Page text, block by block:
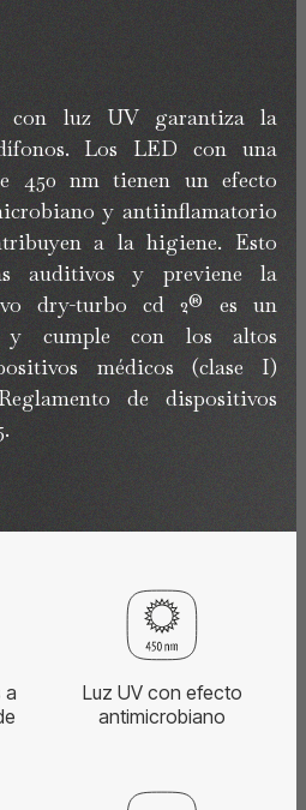
con luz UV garantiza la
Los LED con una
450 nm tienen un efecto
y antiinflamatorio
a la higiene. Esto
auditivos y previene la
dry-turbo cd 2® es un
y cumple con los altos
médicos (clase I)
de dispositivos
a
Luz UV con efecto
antimicrobiano